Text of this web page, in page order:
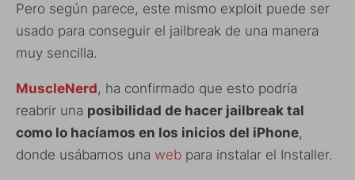
Pero según parece, este mismo exploit puede ser
usado para conseguir el jailbreak de una manera
muy sencilla.
MuscleNerd, ha confirmado que esto podría
reabrir una posibilidad de hacer jailbreak tal
como lo hacíamos en los inicios del iPhone,
donde usábamos una web para instalar el Installer.